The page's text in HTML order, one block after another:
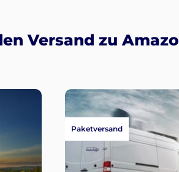
Versand zu
Paketversand